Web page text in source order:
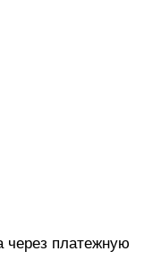
через платежную